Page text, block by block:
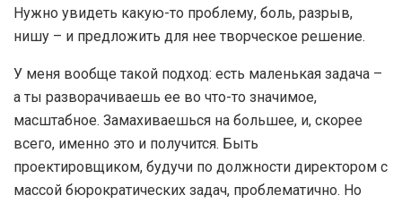
Нужно увидеть какую-то проблему, боль, разрыв,
нишу – и предложить для нее творческое решение.
У меня вообще такой подход: есть маленькая задача –
а ты разворачиваешь ее во что-то значимое,
масштабное. Замахиваешься на большее, и, скорее
всего, именно это и получится. Быть
проектировщиком, будучи по должности директором с
массой бюрократических задач, проблематично. Но